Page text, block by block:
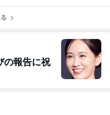
の報告に祝